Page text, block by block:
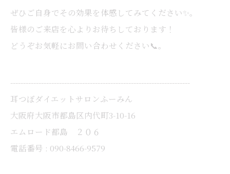
ぜひご自身でその効果を体感してみてください✨。
皆様のご来店を心よりお待ちしております！
どうぞお気軽にお問い合わせください📞。
----------------------------------------------------------------------
耳つぼダイエットサロンふーみん
大阪府大阪市都島区内代町3-10-16
エムロード都島 ２０６
電話番号 : 090-8466-9579